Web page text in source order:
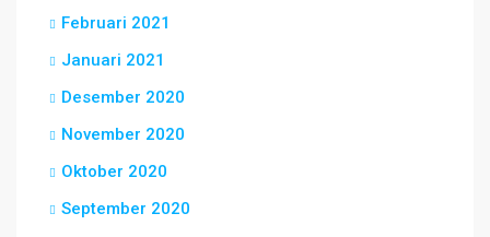
Februari 2021
Januari 2021
Desember 2020
November 2020
Oktober 2020
September 2020